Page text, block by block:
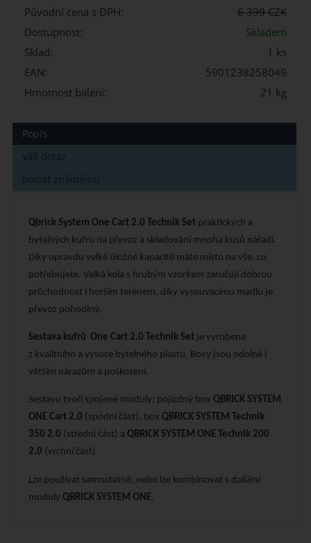
Původní cena s DPH:
6 399 CZK
Dostupnost:
Skladem
Sklad:
1 ks
EAN:
5901238258049
Hmotnost balení:
21 kg
Popis
Váš dotaz
poslat známému
Qbrick System One Cart 2.0 Technik Setpraktických a
bytelných kufru na převoz a skladování mnoha kusů nářadí.
Díky opravdu velké úložné kapacitě máte místo na vše, co
potřebujete. Velká kola s hrubým vzorkem zaručují dobrou
průchodnost i horším terénem, díky vysouvacímu madlu je
převoz pohodlný.
Sestava kufrů One Cart 2.0 Technik Set je vyrobena
z kvalitního a vysoce bytelného plastu. Boxy jsou odolné i
větším nárazům a poškození.
Sestavu tvoří spojené moduly: pojízdný box QBRICK SYSTEM
ONE Cart 2.0 (spodní část), box QBRICK SYSTEM Technik
350 2.0 (střední část) a QBRICK SYSTEM ONE Technik 200
2.0 (vrchní část)
Lze používat samostatně, nebo lze kombinovat s dalšími
moduly QBRICK SYSTEM ONE.